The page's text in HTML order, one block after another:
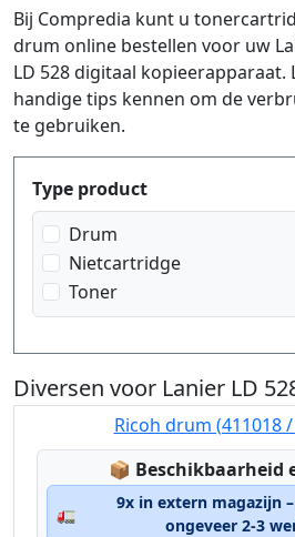
Bij Compredia kunt u
drum online bestellen voor uw
LD 528 digitaal kopieerapparaat.
handige tips kennen om de
te gebruiken.
Produktfilter
Type product
Drum
Nietcartridge
Toner
Diversen voor Lanier LD
Ricoh drum (411018 /
📦 Lagerstatus:
Beschikbaarheid
🚛
9x in extern magazijn
ongeveer 2-3